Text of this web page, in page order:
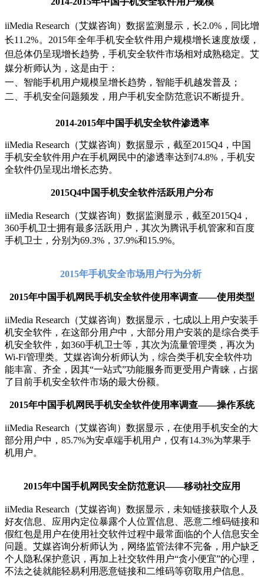
iiMedia Research（艾媒咨询）数据监测显示，长2.0%，同比增
长11.2%。2015年全年手机安全软件用户规模增长速度放缓，
但总体仍呈现增长趋势，手机安全软件市场相对成熟稳定。艾
媒分析师认为，这是由于：
一、智能手机用户规模呈增长趋势，智能手机越发普及；
二、手机安全问题频发，用户手机安全防范意识不断提升。
2014-2015年中国手机安全软件渗透率
iiMedia Research（艾媒咨询）数据显示，截至2015Q4，中国
手机安全软件用户在手机网民中的渗透率达到74.8%，手机安
全软件仍呈现出增长态势。
2015Q4中国手机安全软件活跃用户分布
iiMedia Research（艾媒咨询）数据监测显示，截至2015Q4，
360手机卫士拥有最多活跃用户，其次为腾讯手机管家和百度
手机卫士，分别为69.3%，37.9%和15.9%。
2015年手机安全市场用户行为分析
2015年中国手机网民手机安全软件使用率调查——使用类型
iiMedia Research（艾媒咨询）数据显示，七成以上用户安装手
机安全软件，在这部分用户中，大部分用户安装的是综合类手
机安全软件，如360手机卫士等，其次为流量管理类，再次为
Wi-Fi管理类。艾媒咨询分析师认为，综合类手机安全软件功
能丰富、齐全，因其“一站式”功能服务而更受用户青睐，占据
了目前手机安全软件市场的最大份额。
2015年中国手机网民手机安全软件使用率调查——操作系统
iiMedia Research（艾媒咨询）数据显示，在使用手机安全的大
部分用户中，85.7%为安卓端手机用户，仅有14.3%为苹果手
机用户。
2015年中国手机网民安全防范意识——移动社交应用
iiMedia Research（艾媒咨询）数据显示，未知链接获取个人及
好友信息、应用内定位暴露个人位置信息、恶意二维码链接和
假红包是用户在使用社交软件过程中最常面临的个人信息安全
问题。艾媒咨询分析师认为，网络监管法律不完备，用户缺乏
个人隐私保护意识，再加上社交软件用户“贪小便宜”的心理，
不法之徒就能轻易利用恶意链接和二维码等窃取用户信息。